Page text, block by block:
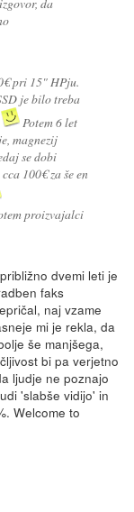
pri 15" HPju.
je bilo treba
Potem 6 let
magnezij
se dobi
100€ za še en
proizvajalci
dvemi leti je
faks
naj vzame
mi je rekla, da
še manjšega,
bi pa verjetno
ljudje ne poznajo
'slabše vidijo' in
Welcome to